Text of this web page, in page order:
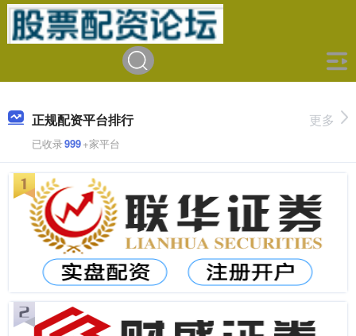
正规配资平台排行
已收录999+家平台
更多